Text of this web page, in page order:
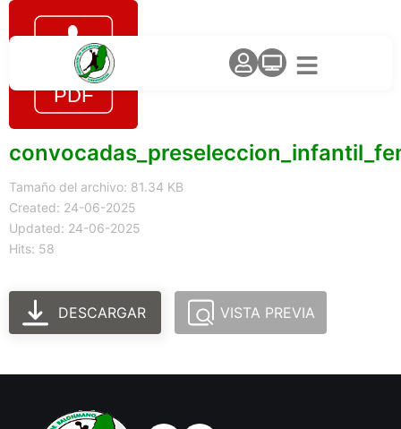
Tamaño del archivo: 81.34 KB
Created: 24-06-2025
Updated: 24-06-2025
Hits: 58
DESCARGAR VISTA PREVIA